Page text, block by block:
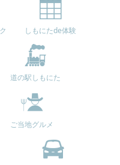
しもにたde体験
道の駅しもにた
ご当地グルメ